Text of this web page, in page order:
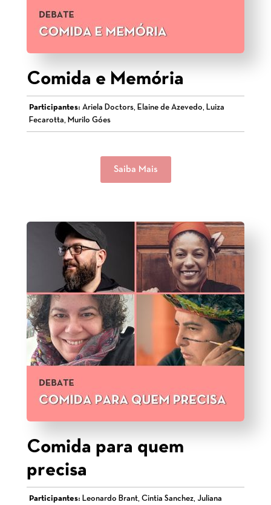
Comida e Memória
Participantes: Ariela Doctors, Elaine de Azevedo, Luiza
Fecarotta, Murilo Góes
Saiba Mais
Comida para quem
precisa
Participantes: Leonardo Brant, Cintia Sanchez, Juliana